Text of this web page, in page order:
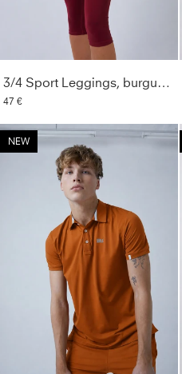
3/4 Sport Leggings, burgunder rot
47 €
NEW